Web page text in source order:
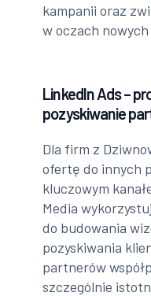
kampanii oraz
w oczach
LinkedIn Ads –
pozyskiwanie
Dla firm z
ofertę do innych
kluczowym
Media
do budowania
pozyskiwania
partnerów
szczególnie